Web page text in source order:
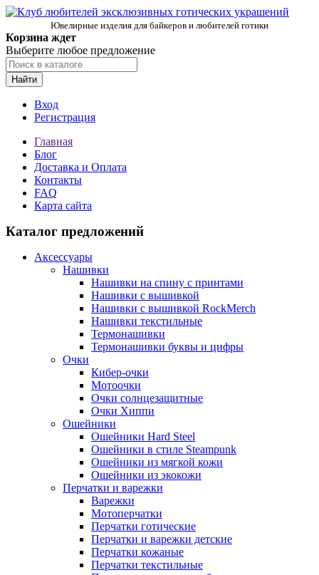
Ювелирные изделия для байкеров и любителей готики
Корзина ждет
Выберите любое предложение
Найти
Вход
Регистрация
Главная
Блог
Доставка и Оплата
Контакты
FAQ
Карта сайта
Каталог предложений
Аксессуары
Нашивки
Нашивки на спину с принтами
Нашивки с вышивкой
Нашивки с вышивкой RockMerch
Нашивки текстильные
Термонашивки
Термонашивки буквы и цифры
Очки
Кибер-очки
Мотоочки
Очки солнцезащитные
Очки Хиппи
Ошейники
Ошейники Hard Steel
Ошейники в стиле Steampunk
Ошейники из мягкой кожи
Ошейники из экокожи
Перчатки и варежки
Варежки
Мотоперчатки
Перчатки готические
Перчатки и варежки детские
Перчатки кожаные
Перчатки текстильные